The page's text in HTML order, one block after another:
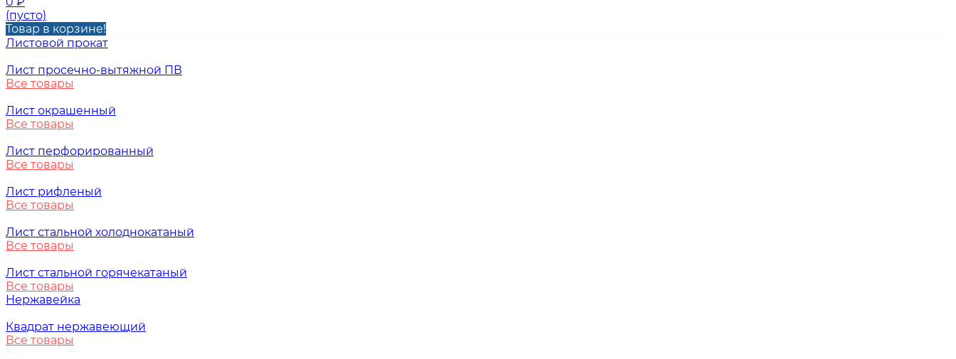
(пусто)
Товар в корзине!
Листовой прокат
Лист просечно-вытяжной ПВ
Все товары
Лист окрашенный
Все товары
Лист перфорированный
Все товары
Лист рифленый
Все товары
Лист стальной холоднокатаный
Все товары
Лист стальной горячекатаный
Все товары
Нержавейка
Квадрат нержавеющий
Все товары